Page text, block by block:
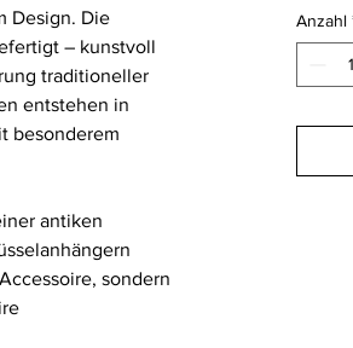
Design. Die
– kunstvoll
traditioneller
entstehen in
besonderem
antiken
sondern
Anzahl